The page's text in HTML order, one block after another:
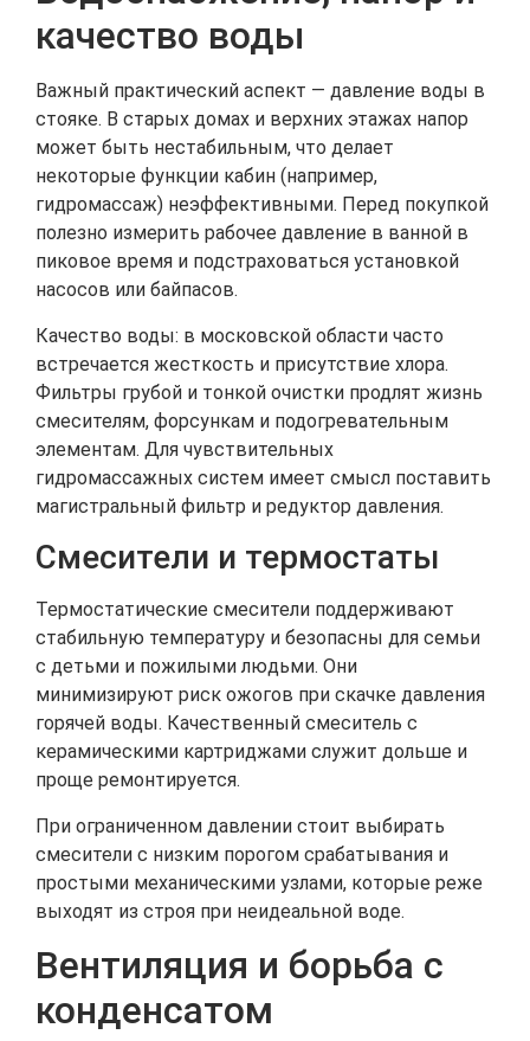
качество воды
Важный практический аспект — давление воды в
стояке. В старых домах и верхних этажах напор
может быть нестабильным, что делает
некоторые функции кабин (например,
гидромассаж) неэффективными. Перед покупкой
полезно измерить рабочее давление в ванной в
пиковое время и подстраховаться установкой
насосов или байпасов.
Качество воды: в московской области часто
встречается жесткость и присутствие хлора.
Фильтры грубой и тонкой очистки продлят жизнь
смесителям, форсункам и подогревательным
элементам. Для чувствительных
гидромассажных систем имеет смысл поставить
магистральный фильтр и редуктор давления.
Смесители и термостаты
Термостатические смесители поддерживают
стабильную температуру и безопасны для семьи
с детьми и пожилыми людьми. Они
минимизируют риск ожогов при скачке давления
горячей воды. Качественный смеситель с
керамическими картриджами служит дольше и
проще ремонтируется.
При ограниченном давлении стоит выбирать
смесители с низким порогом срабатывания и
простыми механическими узлами, которые реже
выходят из строя при неидеальной воде.
Вентиляция и борьба с
конденсатом